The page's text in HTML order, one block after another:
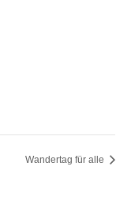
Wandertag für alle